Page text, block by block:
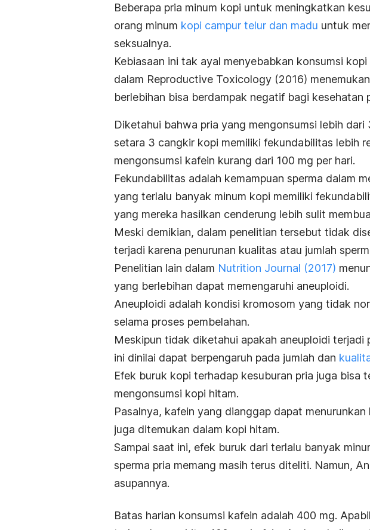
Beberapa pria minum kopi untuk meningkatkan
orang minum kopi campur telur dan madu untuk
seksualnya.
Kebiasaan ini tak ayal menyebabkan konsumsi
dalam Reproductive Toxicology (2016)
berlebihan bisa berdampak negatif bagi kesehatan
Diketahui bahwa pria yang mengonsumsi lebih
setara 3 cangkir kopi memiliki fekundabilitas lebih
mengonsumsi kafein kurang dari 100 mg per hari.
Fekundabilitas adalah kemampuan sperma dalam
yang terlalu banyak minum kopi memiliki
yang mereka hasilkan cenderung lebih sulit
Meski demikian, dalam penelitian tersebut tidak
terjadi karena penurunan kualitas atau jumlah
Penelitian lain dalam Nutrition Journal (2017)
yang berlebihan dapat memengaruhi aneuploidi.
Aneuploidi adalah kondisi kromosom yang tidak
selama proses pembelahan.
Meskipun tidak diketahui apakah aneuploidi terjadi
ini dinilai dapat berpengaruh pada jumlah dan
Efek buruk kopi terhadap kesuburan pria juga bisa
mengonsumsi kopi hitam.
Pasalnya, kafein yang dianggap dapat menurunkan
juga ditemukan dalam kopi hitam.
Sampai saat ini, efek buruk dari terlalu banyak
sperma pria memang masih terus diteliti. Namun,
asupannya.
Batas harian konsumsi kafein adalah 400 mg.